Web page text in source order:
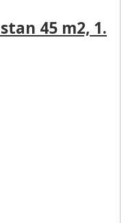
45 m2, 1.